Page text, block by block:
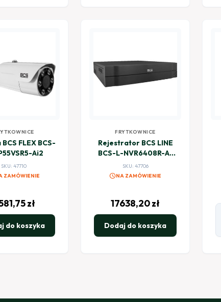
FLEX BCS-
Ai2
SKU: 47710
ZAMÓWIENIE
zł
do koszyka
FRYTKOWNICE
Rejestrator BCS LINE
BCS-L-NVR6408R-A-
4K-Ai(2)
SKU: 47706
scheduleNA ZAMÓWIENIE
17638,20zł
Dodaj do koszyka